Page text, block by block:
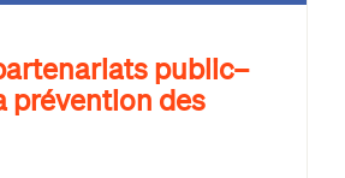
public–
prévention des